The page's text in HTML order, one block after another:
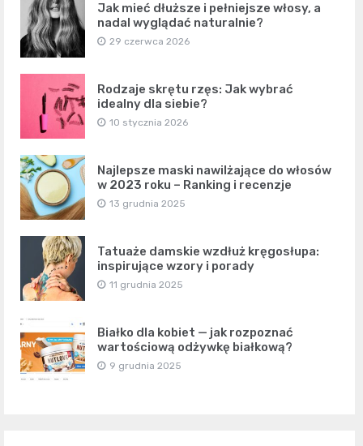
Jak mieć dłuższe i pełniejsze włosy, a
nadal wyglądać naturalnie?
29 czerwca 2026
Rodzaje skrętu rzęs: Jak wybrać
idealny dla siebie?
10 stycznia 2026
Najlepsze maski nawilżające do włosów
w 2023 roku – Ranking i recenzje
13 grudnia 2025
Tatuaże damskie wzdłuż kręgosłupa:
inspirujące wzory i porady
11 grudnia 2025
Białko dla kobiet — jak rozpoznać
wartościową odżywkę białkową?
9 grudnia 2025